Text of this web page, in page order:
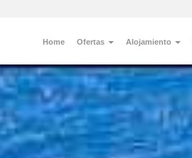
Home Ofertas Alojamiento